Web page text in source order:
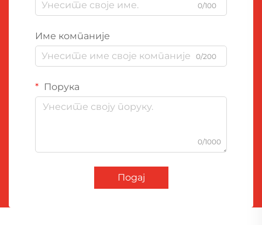
0/100
Име компаније
0/200
Порука
0/1000
Подај